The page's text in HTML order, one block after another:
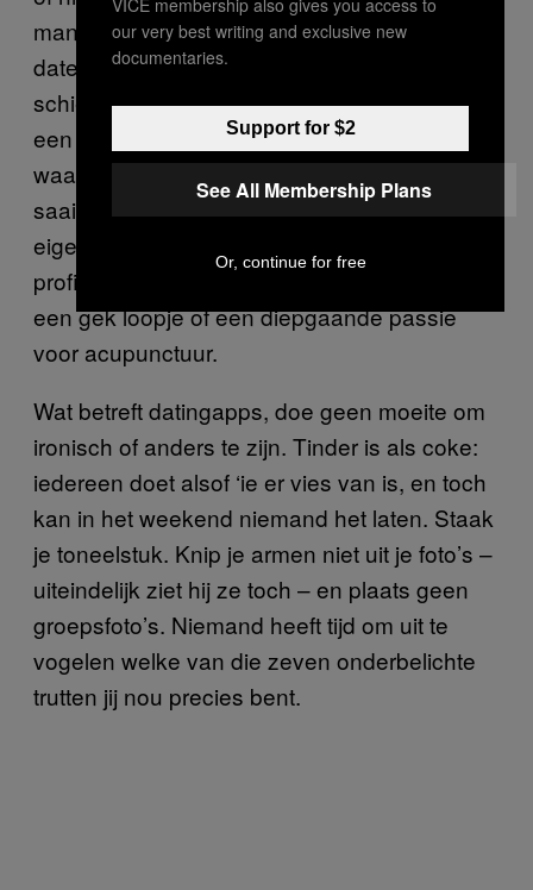
manier om te zeggen dat je “wat rond aan het
daten” bent. Het ding met daten is dat je moet
schieten als een Syriër in Kobani voordat je
een keer iets leuks raakt. De meeste mensen
waarmee je op een date gaat gaan dodelijk
saai zijn, of zullen net één spelbrekende
eigenschap hebben die hun foto en
profieltekst niet wisten te openbaren, zoals
een gek loopje of een diepgaande passie
voor acupunctuur.
Wat betreft datingapps, doe geen moeite om
ironisch of anders te zijn. Tinder is als coke:
iedereen doet alsof ‘ie er vies van is, en toch
kan in het weekend niemand het laten. Staak
je toneelstuk. Knip je armen niet uit je foto’s –
uiteindelijk ziet hij ze toch – en plaats geen
groepsfoto’s. Niemand heeft tijd om uit te
vogelen welke van die zeven onderbelichte
trutten jij nou precies bent.
our very best writing and exclusive new
documentaries.
Support for $2
See All Membership Plans
Or, continue for free